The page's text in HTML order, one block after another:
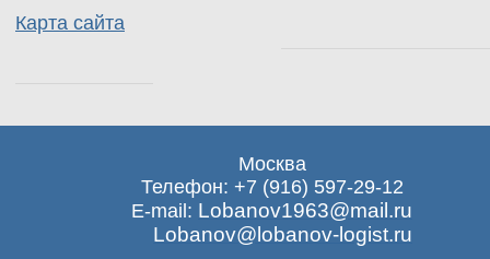
Карта сайта
Москва
Телефон: +7 (916) 597-29-12
E-mail: Lobanov1963@mail.ru
Lobanov@lobanov-logist.ru